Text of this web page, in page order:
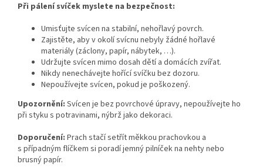
Při pálení svíček myslete na bezpečnost:
Umisťujte svícen na stabilní, nehořlavý povrch.
Zajistěte, aby v okolí svícnu nebyly žádné hořlavé
materiály (záclony, papír, nábytek, …).
Udržujte svícen mimo dosah dětí a domácích zvířat.
Nikdy nenechávejte hořící svíčku bez dozoru.
Nepoužívejte svícen, pokud je poškozený.
Upozornění: Svícen je bez povrchové úpravy, nepoužívejte ho
při styku s potravinami, nýbrž jako dekoraci.
Doporučení: Prach stačí setřít měkkou prachovkou a
s případným flíčkem si poradí jemný pilníček na nehty nebo
brusný papír.